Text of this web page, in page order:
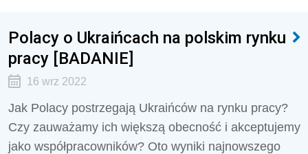
Polacy o Ukraińcach na polskim rynku
pracy [BADANIE]
16 wrz 2022
Jak Polacy postrzegają Ukraińców na rynku pracy?
Czy zauważamy ich większą obecność i akceptujemy
jako współpracowników? Oto wyniki najnowszego